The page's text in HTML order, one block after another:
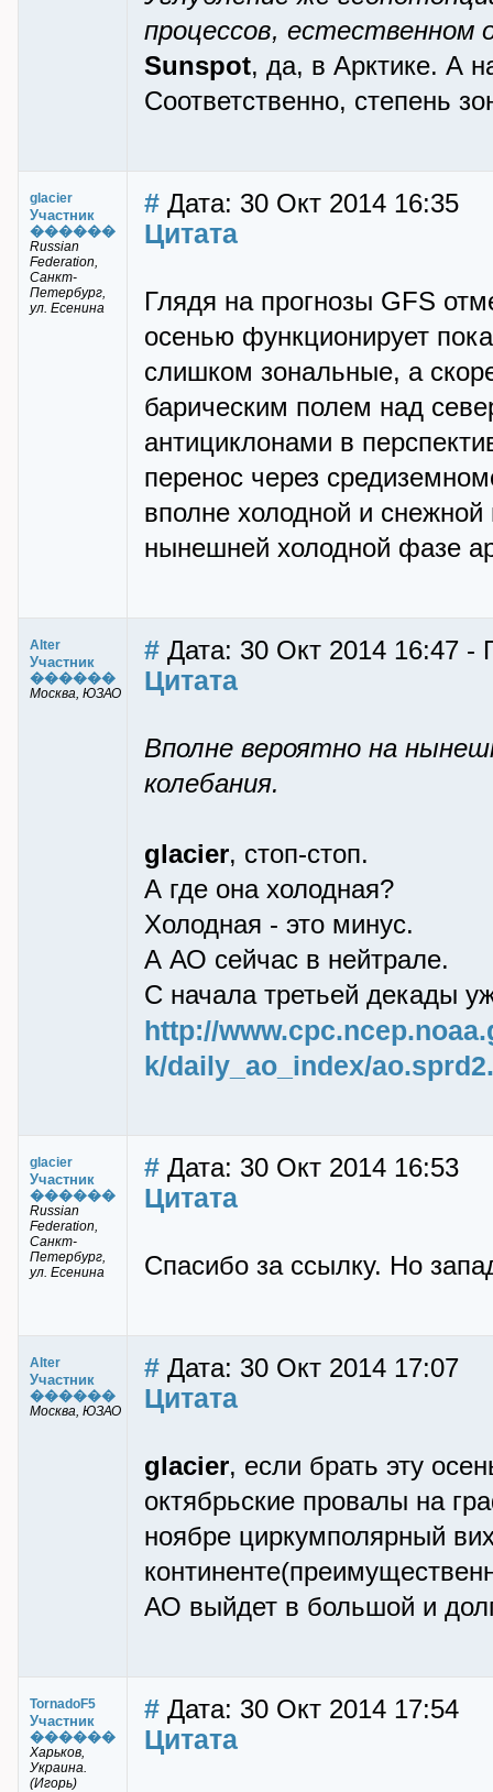
процессов,
Sunspot, да, в Арктике. А
Соответственно, степень
glacier
Участник
������
Russian
Federation,
Санкт-
Петербург,
ул. Есенина
# Дата: 30 Окт 2014 16:35
Цитата
Глядя на прогнозы GFS
осенью функционирует
слишком зональные, а
барическим полем над
антициклонами в
перенос через
вполне холодной и
нынешней холодной фазе
Alter
Участник
������
Москва, ЮЗАО
# Дата: 30 Окт 2014 16:47 -
Цитата
Вполне вероятно на
колебания.
glacier, стоп-стоп.
А где она холодная?
Холодная - это минус.
А АО сейчас в нейтрале.
С начала третьей декады
http://
k/daily_ao_index/
glacier
Участник
������
Russian
Federation,
Санкт-
Петербург,
ул. Есенина
# Дата: 30 Окт 2014 16:53
Цитата
Спасибо за ссылку. Но
Alter
Участник
������
Москва, ЮЗАО
# Дата: 30 Окт 2014 17:07
Цитата
glacier, если брать эту
октябрьские провалы на
ноябре циркумполярный
АО выйдет в большой и
TornadoF5
Участник
������
Харьков,
Украина.
(Игорь)
# Дата: 30 Окт 2014 17:54
Цитата